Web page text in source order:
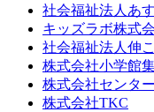
社会福祉法人あ
キッズラボ株式
社会福祉法人伸
株式会社小学館
株式会社センター
株式会社TKC